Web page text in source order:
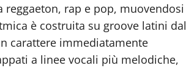
reggaeton, rap e pop, muovendosi
è costruita su groove latini dal
carattere immediatamente
a linee vocali più melodiche,